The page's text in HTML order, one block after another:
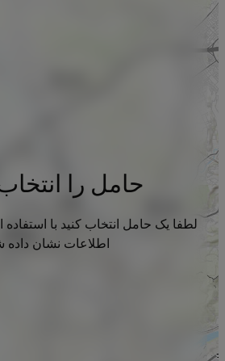
حامل را
لطفا یک حامل انتخاب کنید با استفاده
اطلاعات نشان داده